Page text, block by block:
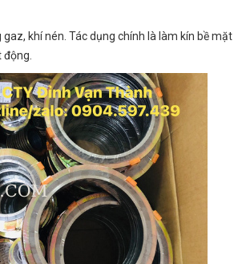
khí nén. Tác dụng chính là làm kín bề mặt
động.